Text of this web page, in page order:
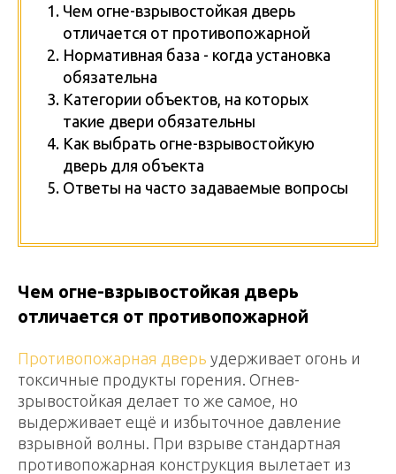
Чем огне-взрывостойкая дверь
отличается от противопожарной
Нормативная база - когда установка
обязательна
Категории объектов, на которых
такие двери обязательны
Как выбрать огне-взрывостойкую
дверь для объекта
Ответы на часто задаваемые вопросы
Чем огне-взрывостойкая дверь
отличается от противопожарной
Противопожарная дверь удерживает огонь и
токсичные продукты горения. Огнев-
зрывостойкая делает то же самое, но
выдерживает ещё и избыточное давление
взрывной волны. При взрыве стандартная
противопожарная конструкция вылетает из